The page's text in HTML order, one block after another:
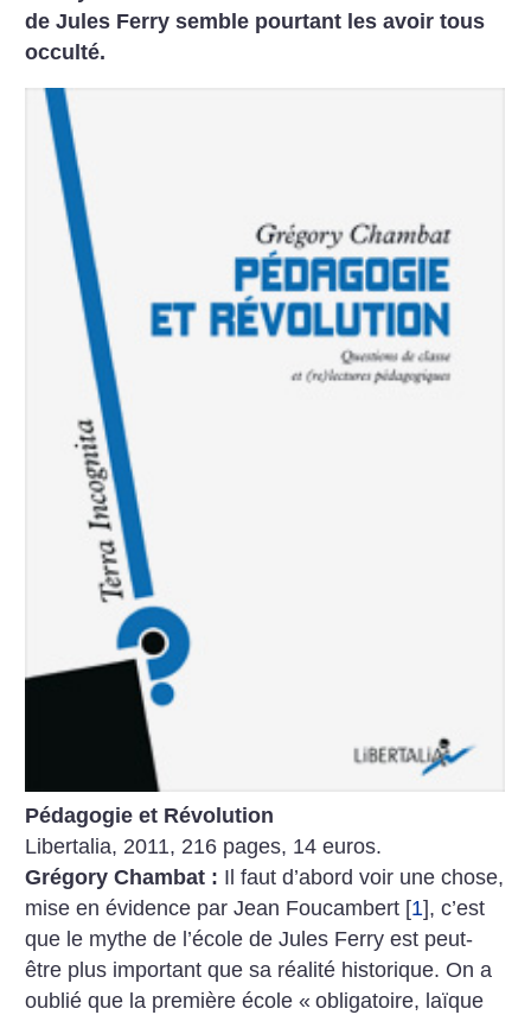
de Jules Ferry semble pourtant les avoir tous
occulté.
Pédagogie et Révolution
Libertalia, 2011, 216 pages, 14 euros.
Grégory Chambat : Il faut d’abord voir une chose,
mise en évidence par Jean Foucambert [1], c’est
que le mythe de l’école de Jules Ferry est peut-
être plus important que sa réalité historique. On a
oublié que la première école « obligatoire, laïque